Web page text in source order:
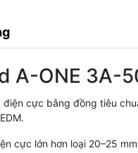
A-ONE 3A-
cực bằng đồng tiêu
cực lớn hơn loại 20–25